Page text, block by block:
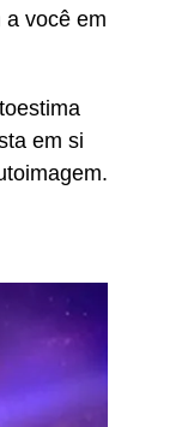
a você em
em si